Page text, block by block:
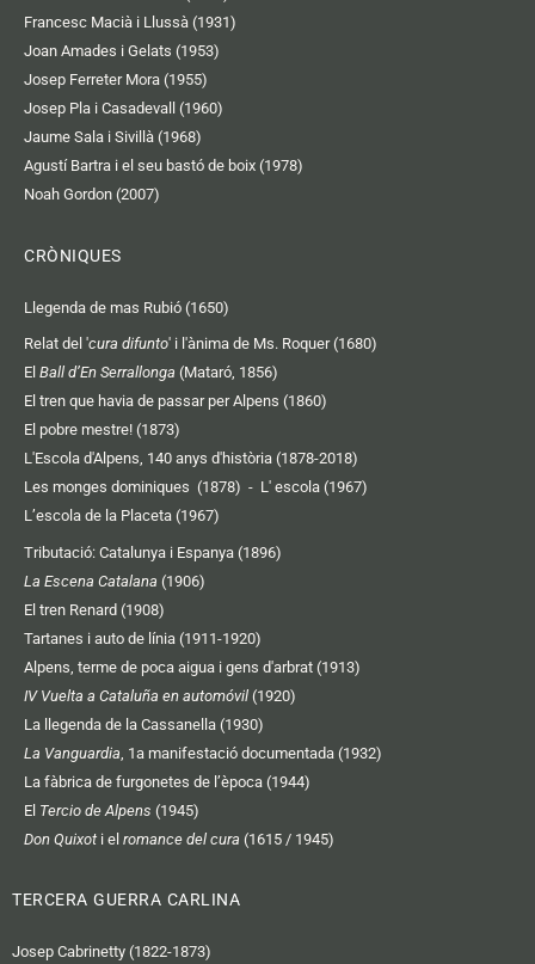
Francesc Macià i Llussà (1931)
Joan Amades i Gelats (1953)
Josep Ferreter Mora (1955)
Josep Pla i Casadevall (1960)
Jaume Sala i Sivillà (1968)
Agustí Bartra i el seu bastó de boix (1978)
Noah Gordon (2007)
CRÒNIQUES
Llegenda de mas Rubió (1650)
Relat del 'cura difunto' i l'ànima de Ms. Roquer (1680)
El Ball d’En Serrallonga (Mataró, 1856)
El tren que havia de passar per Alpens (1860)
El pobre mestre! (1873)
L'Escola d'Alpens, 140 anys d'història (1878-2018)
Les monges dominiques (1878) - L' escola (1967)
L’escola de la Placeta (1967)
Tributació: Catalunya i Espanya (1896)
La Escena Catalana (1906)
El tren Renard (1908)
Tartanes i auto de línia (1911-1920)
Alpens, terme de poca aigua i gens d'arbrat (1913)
IV Vuelta a Cataluña en automóvil (1920)
La llegenda de la Cassanella (1930)
La Vanguardia , 1a manifestació documentada (1932)
La fàbrica de furgonetes de l’època (1944)
El Tercio de Alpens (1945)
Don Quixot i el romance del cura (1615 / 1945)
TERCERA GUERRA CARLINA
Josep Cabrinetty (1822-1873)